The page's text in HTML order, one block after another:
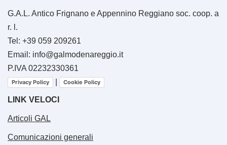
G.A.L. Antico Frignano e Appennino Reggiano soc. coop. a
r. l.
Tel: +39 059 209261
Email: info@galmodenareggio.it
P.IVA 02232330361
Privacy Policy Cookie Policy
LINK VELOCI
Articoli GAL
Comunicazioni generali